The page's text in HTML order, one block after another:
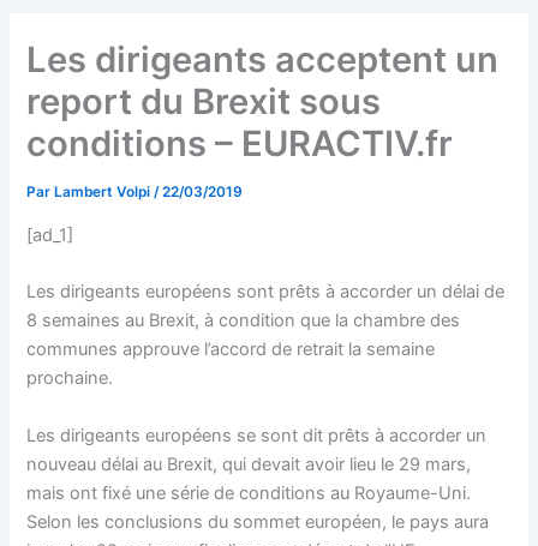
Les dirigeants acceptent un
report du Brexit sous
conditions – EURACTIV.fr
Par Lambert Volpi/22/03/2019
[ad_1]
Les dirigeants européens sont prêts à accorder un délai de
8 semaines au Brexit, à condition que la chambre des
communes approuve l’accord de retrait la semaine
prochaine.
Les dirigeants européens se sont dit prêts à accorder un
nouveau délai au Brexit, qui devait avoir lieu le 29 mars,
mais ont fixé une série de conditions au Royaume-Uni.
Selon les conclusions du sommet européen, le pays aura